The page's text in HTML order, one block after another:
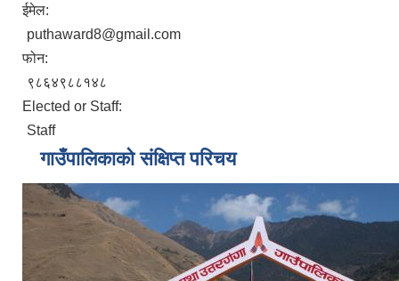
ईमेल:
puthaward8@gmail.com
फोन:
९८६४९८८१४८
Elected or Staff:
Staff
गाउँपालिकाको संक्षिप्त परिचय